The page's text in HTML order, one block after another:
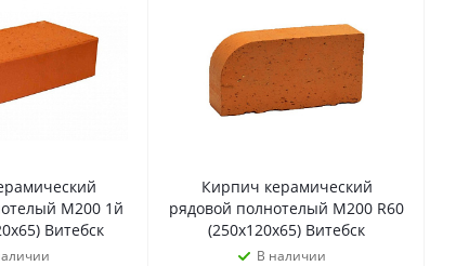
М200 1й
Витебск
Кирпич керамический
рядовой полнотелый М200 R60
(250х120х65) Витебск
В наличии